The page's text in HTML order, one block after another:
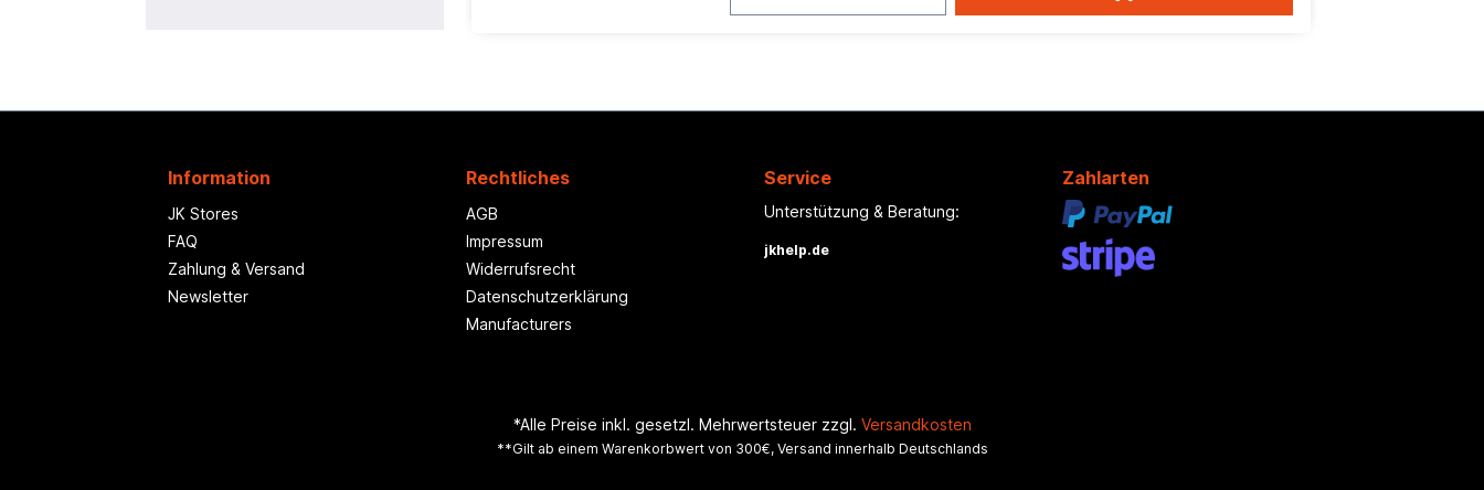
Information
JK Stores
FAQ
Zahlung & Versand
Newsletter
Rechtliches
AGB
Impressum
Widerrufsrecht
Datenschutzerklärung
Manufacturers
Service
Unterstützung & Beratung:
jkhelp.de
Zahlarten
*Alle Preise inkl. gesetzl. Mehrwertsteuer zzgl. Versandkosten
**Gilt ab einem Warenkorbwert von 300€, Versand innerhalb Deutschlands